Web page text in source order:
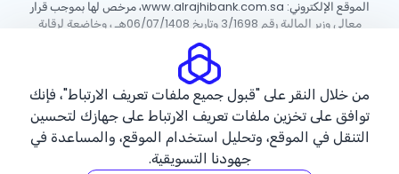
الموقع الإلكتروني: www.alrajhibank.com.sa، مرخص لها بموجب قرار
معالي وزير المالية رقم 3/1698 وتاريخ 06/07/1408هـ ، وخاضعة لرقابة
وإشراف البنك المركزي السعودي.
حقوق الطبع والنشر ©2026 مصرف الراجحي.
سياسة ملفات تعريف الارتباطسياسة الخصوصية الأحكام والشروط
من خلال النقر على "قبول جميع ملفات تعريف الارتباط"، فإنك
توافق على تخزين ملفات تعريف الارتباط على جهازك لتحسين
التنقل في الموقع، وتحليل استخدام الموقع، والمساعدة في
جهودنا التسويقية.